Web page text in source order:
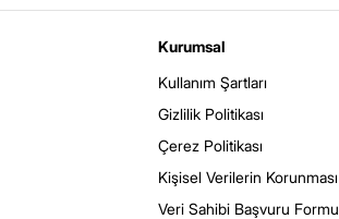
Kurumsal
Kullanım Şartları
Gizlilik Politikası
Çerez Politikası
Kişisel Verilerin Korunması
Veri Sahibi Başvuru Formu